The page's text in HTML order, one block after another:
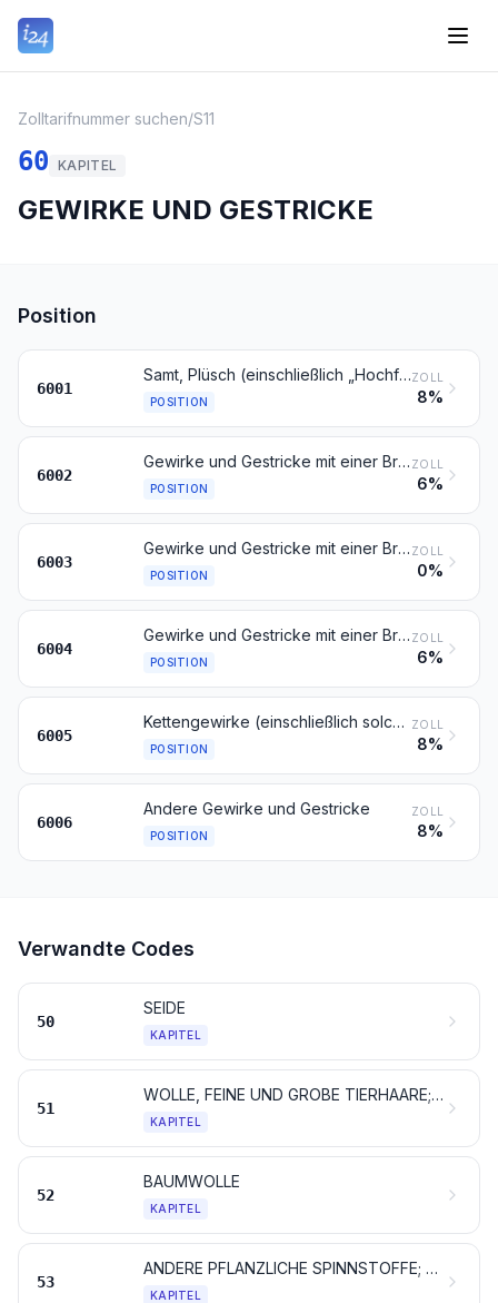
Zolltarifnummer suchen/S11
60 KAPITEL
GEWIRKE UND GESTRICKE
Position
6001
Samt, Plüsch (einschließlich „Hochflorerzeugnisse“), gewirkt oder gestrickt, Schlingengewirke und Schlingengestricke
POSITION
ZOLL
8%
6002
Gewirke und Gestricke mit einer Breite von 30 cm oder weniger und mit einem Anteil an Elastomergarnen oder Kautschukfäden von 5 GHT oder mehr, andere als solche der Position 6001
POSITION
ZOLL
6%
6003
Gewirke und Gestricke mit einer Breite von 30 cm oder weniger, andere als solche der Positionen 6001 und6002
POSITION
ZOLL
0%
6004
Gewirke und Gestricke mit einer Breite von mehr als 30 cm und mit einem Anteil an Elastomergarnen oder Kautschukfäden von 5 GHT oder mehr, andere als solche der Position 6001
POSITION
ZOLL
6%
6005
Kettengewirke (einschließlich solcher, die auf Häkelgalonmaschinen hergestellt sind), andere als solche der Positionen 6001 bis 6004
POSITION
ZOLL
8%
6006
Andere Gewirke und Gestricke
POSITION
ZOLL
8%
Verwandte Codes
50
SEIDE
KAPITEL
51
WOLLE, FEINE UND GROBE TIERHAARE; GARNE UND GEWEBE AUS ROSSHAAR
KAPITEL
52
BAUMWOLLE
KAPITEL
53
ANDERE PFLANZLICHE SPINNSTOFFE; PAPIERGARNE UND GEWEBE AUS PAPIERGARNEN
KAPITEL